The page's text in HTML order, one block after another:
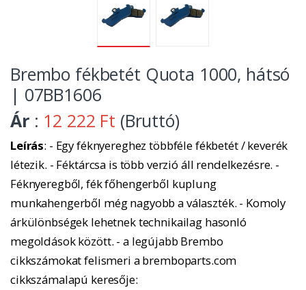
Brembo fékbetét Quota 1000, hátsó
| 07BB1606
Ár : 12 222 Ft (Bruttó)
Leírás: - Egy féknyereghez többféle fékbetét / keverék
létezik. - Féktárcsa is több verzió áll rendelkezésre. -
Féknyeregből, fék főhengerből kuplung
munkahengerből még nagyobb a választék. - Komoly
árkülönbségek lehetnek technikailag hasonló
megoldások között. - a legújabb Brembo
cikkszámokat felismeri a bremboparts.com
cikkszámalapú keresője: